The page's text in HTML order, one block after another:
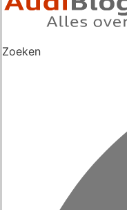
Zoeken